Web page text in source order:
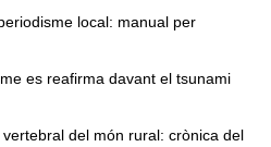
local: manual per
es reafirma davant el tsunami
del món rural: crònica del